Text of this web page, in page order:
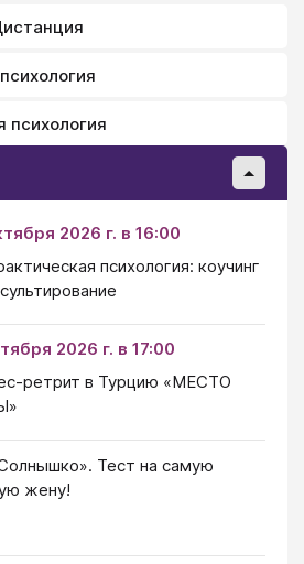
психология
2026 г. в 16:00
психология: коучинг
2026 г. в 17:00
ретрит в Турцию «МЕСТО
Тест на самую
жену!